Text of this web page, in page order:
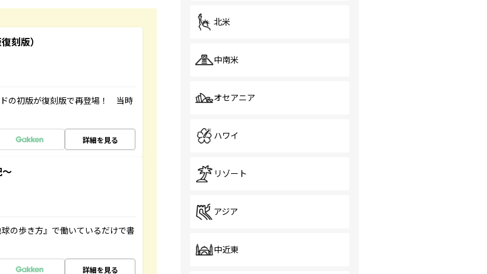
刻版）
の初版が復刻版で再登場！ 当時
詳細を見る
の歩き方』で働いているだけで書
詳細を見る
北米
中南米
オセアニア
ハワイ
リゾート
アジア
中近東